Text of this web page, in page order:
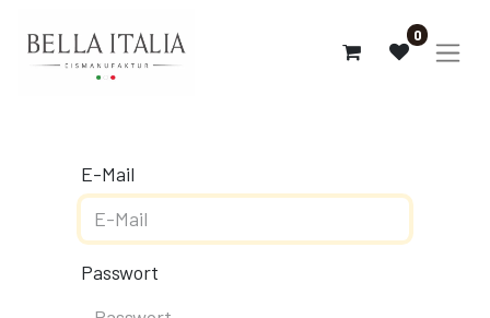
0
E-Mail
Passwort